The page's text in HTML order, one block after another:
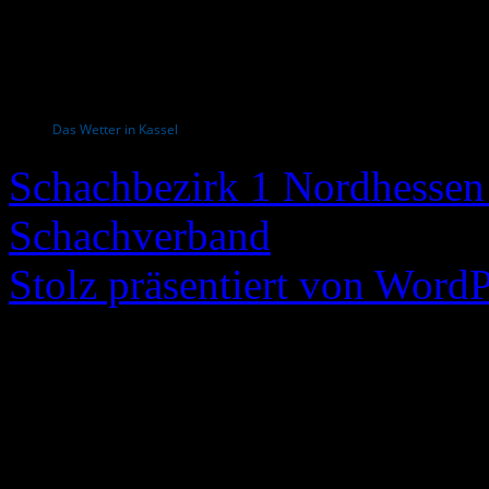
Das Wetter in Kassel
Schachbezirk 1
Schachverband
Stolz präsentiert von